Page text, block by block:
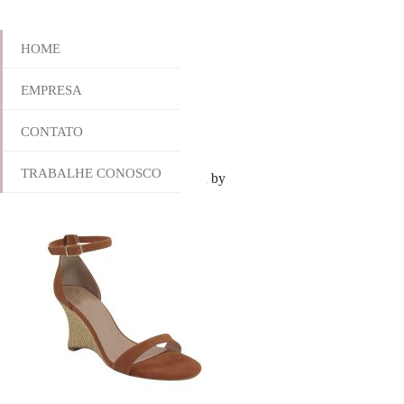
HOME
EMPRESA
CONTATO
TRABALHE CONOSCO
957-6273
outubro 28, 2025 9:16 am Published by